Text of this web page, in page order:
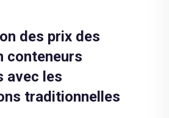
des prix des
conteneurs
avec les
traditionnelles